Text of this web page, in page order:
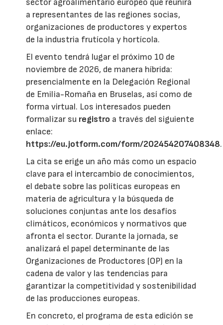
sector agroalimentario europeo que reunirá
a representantes de las regiones socias,
organizaciones de productores y expertos
de la industria frutícola y hortícola.
El evento tendrá lugar el próximo 10 de
noviembre de 2026, de manera híbrida:
presencialmente en la Delegación Regional
de Emilia-Romaña en Bruselas, así como de
forma virtual. Los interesados pueden
formalizar su registro a través del siguiente
enlace:
https://eu.jotform.com/form/202454207408348.
La cita se erige un año más como un espacio
clave para el intercambio de conocimientos,
el debate sobre las políticas europeas en
materia de agricultura y la búsqueda de
soluciones conjuntas ante los desafíos
climáticos, económicos y normativos que
afronta el sector. Durante la jornada, se
analizará el papel determinante de las
Organizaciones de Productores (OP) en la
cadena de valor y las tendencias para
garantizar la competitividad y sostenibilidad
de las producciones europeas.
En concreto, el programa de esta edición se